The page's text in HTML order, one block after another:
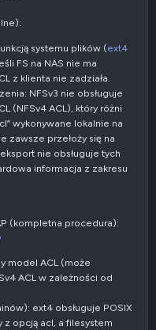
systemu plików (ext4
FS na NAS nie ma
z klienta nie zadziała.
NFSv3 nie obsługuje
(NFSv4 ACL), który różni
wykonywane lokalnie na
zawsze przełoży się na
nie obsługuje tych
informacja z zakresu
(kompletna procedura):
model ACL (może
ACL w zależności od
ext4 obsługuje POSIX
z opcją acl, a filesystem